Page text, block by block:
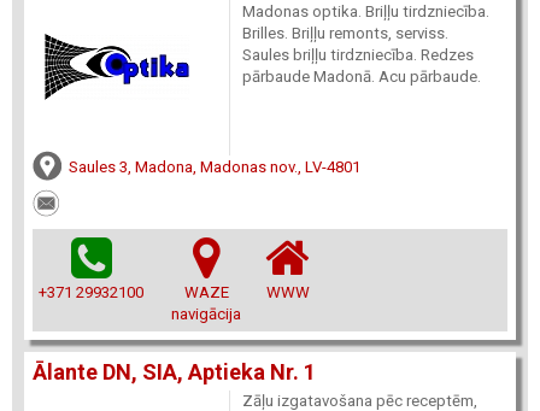
Madonas optika. Briļļu tirdzniecība.
Brilles. Briļļu remonts, serviss.
Saules briļļu tirdzniecība. Redzes
pārbaude Madonā. Acu pārbaude.
Saules 3, Madona, Madonas nov., LV-4801
+371 29932100
WAZE
navigācija
WWW
Ālante DN, SIA, Aptieka Nr. 1
Zāļu izgatavošana pēc receptēm,